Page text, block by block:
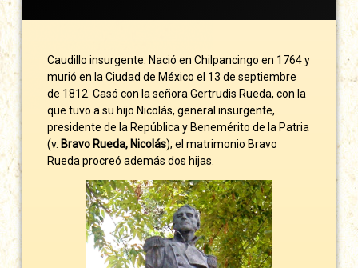
Caudillo insurgente. Nació en Chilpancingo en 1764 y
murió en la Ciudad de México el 13 de septiembre
de 1812. Casó con la señora Gertrudis Rueda, con la
que tuvo a su hijo Nicolás, general insurgente,
presidente de la República y Benemérito de la Patria
(v. Bravo Rueda, Nicolás); el matrimonio Bravo
Rueda procreó además dos hijas.